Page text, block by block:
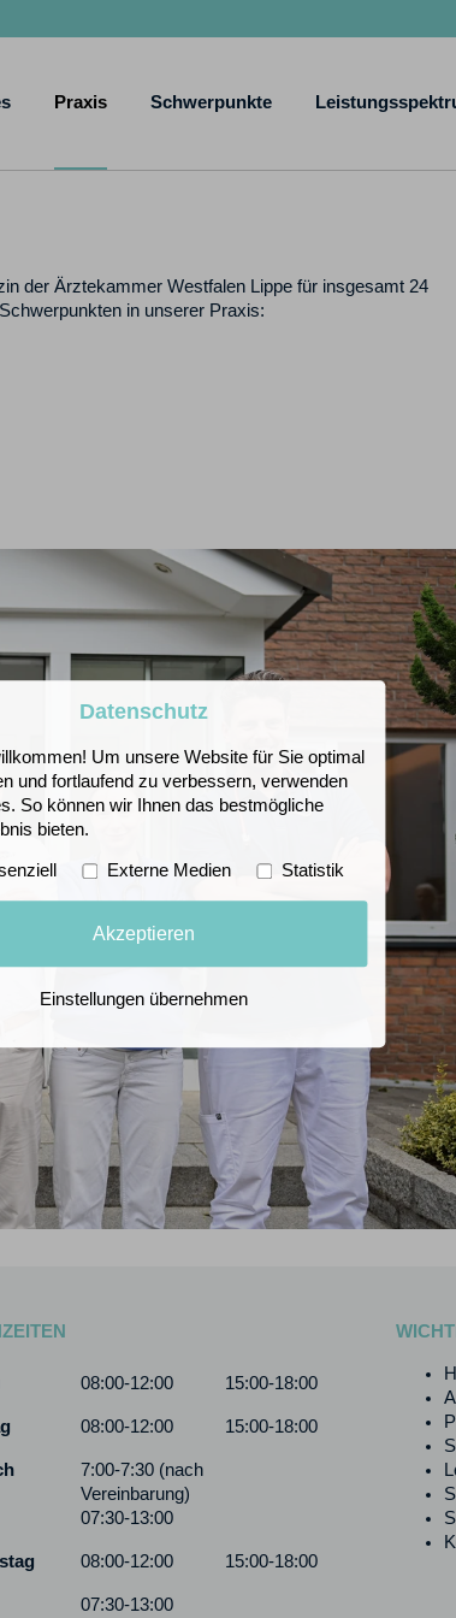
Praxis Schwerpunkte
der Ärztekammer Westfalen Lippe für insgesamt 24
in unserer Praxis:
08:00-12:00 15:00-18:00
08:00-12:00 15:00-18:00
7:00-7:30 (nach
Vereinbarung)
07:30-13:00
08:00-12:00 15:00-18:00
07:30-13:00
Datenschutz
Um unsere Website für Sie optimal
und fortlaufend zu verbessern, verwenden
So können wir Ihnen das bestmögliche
bieten.
Externe Medien Statistik
Akzeptieren
Einstellungen übernehmen